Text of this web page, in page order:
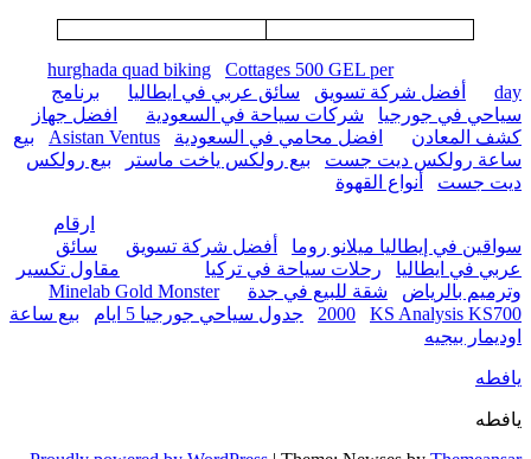
hurghada quad biking
Cottages 500 GEL per
day
أفضل شركة تسويق سائق عربي في ايطاليا
برنامج
سياحي في جورجيا
شركات سياحة في السعودية
افضل جهاز
كشف المعادن
افضل محامي في السعودية Asistan Ventus
بيع
ساعة رولكس ديت جست
بيع رولكس ياخت ماستر
بيع رولكس
ديت جست
أنواع القهوة
ارقام
سواقين في إيطاليا ميلانو روما
أفضل شركة تسويق
سائق
عربي في ايطاليا
رحلات سياحة في تركيا
مقاول تكسير
وترميم بالرياض
شقة للبيع في جدة
Minelab Gold Monster
2000
KS Analysis KS700 جدول سياحي جورجيا 5 ايام
بيع ساعة
اوديمار بيجيه
يافطه
يافطه